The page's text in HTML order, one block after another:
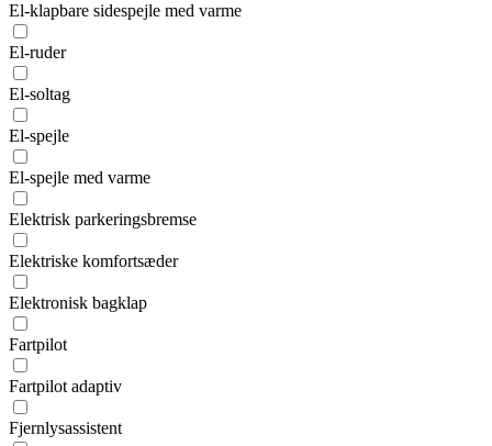
El-klapbare sidespejle med varme
El-ruder
El-soltag
El-spejle
El-spejle med varme
Elektrisk parkeringsbremse
Elektriske komfortsæder
Elektronisk bagklap
Fartpilot
Fartpilot adaptiv
Fjernlysassistent